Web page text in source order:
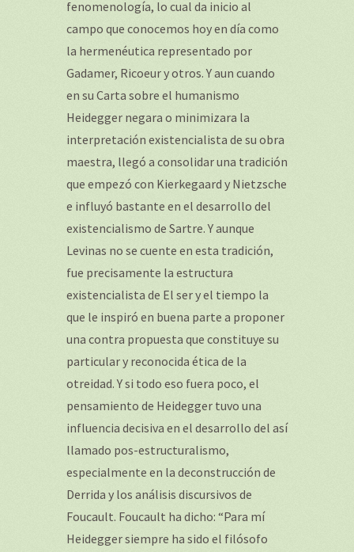
fenomenología, lo cual da inicio al
campo que conocemos hoy en día como
la hermenéutica representado por
Gadamer, Ricoeur y otros. Y aun cuando
en su Carta sobre el humanismo
Heidegger negara o minimizara la
interpretación existencialista de su obra
maestra, llegó a consolidar una tradición
que empezó con Kierkegaard y Nietzsche
e influyó bastante en el desarrollo del
existencialismo de Sartre. Y aunque
Levinas no se cuente en esta tradición,
fue precisamente la estructura
existencialista de El ser y el tiempo la
que le inspiró en buena parte a proponer
una contra propuesta que constituye su
particular y reconocida ética de la
otreidad. Y si todo eso fuera poco, el
pensamiento de Heidegger tuvo una
influencia decisiva en el desarrollo del así
llamado pos-estructuralismo,
especialmente en la deconstrucción de
Derrida y los análisis discursivos de
Foucault. Foucault ha dicho: “Para mí
Heidegger siempre ha sido el filósofo